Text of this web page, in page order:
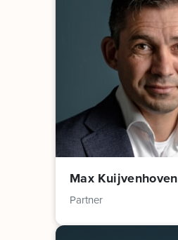
Max Kuijvenhoven
Partner